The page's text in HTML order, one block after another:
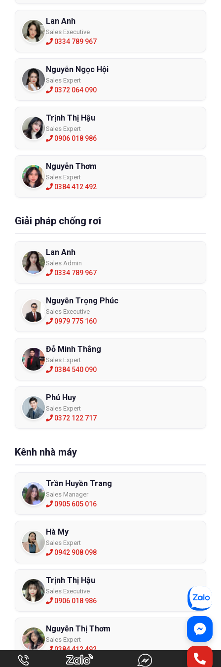
Lan Anh
Sales Executive
0334 789 967
Nguyễn Ngọc Hội
Sales Expert
0372 064 090
Trịnh Thị Hậu
Sales Expert
0906 018 986
Nguyễn Thơm
Sales Expert
0384 412 492
Giải pháp chống rơi
Lan Anh
Sales Admin
0334 789 967
Nguyễn Trọng Phúc
Sales Executive
0979 775 160
Đỗ Minh Thắng
Sales Expert
0384 540 090
Phú Huy
Sales Expert
0372 122 717
Kênh nhà máy
Trần Huyền Trang
Sales Manager
0905 605 016
Hà My
Sales Expert
0942 908 098
Trịnh Thị Hậu
Sales Executive
0906 018 986
Nguyễn Thị Thơm
Sales Expert
0384 412 492